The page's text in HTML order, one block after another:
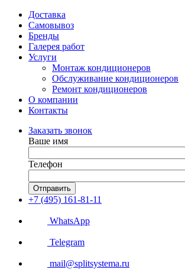
Доставка
Самовывоз
Бренды
Галерея работ
Услуги
Монтаж кондиционеров
Обслуживание кондиционеров
Ремонт кондиционеров
О компании
Контакты
Заказать звонок
Ваше имя
Телефон
Отправить
+7 (495) 161-81-11
WhatsApp
Telegram
mail@splitsystema.ru